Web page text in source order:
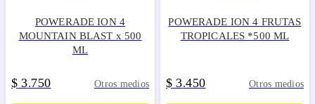
POWERADE ION 4
MOUNTAIN BLAST x 500
ML
$ 3.750 Otros medios
POWERADE ION 4 FRUTAS
TROPICALES *500 ML
$ 3.450 Otros medios